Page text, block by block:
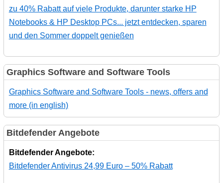
zu 40% Rabatt auf viele Produkte, darunter starke HP
Notebooks & HP Desktop PCs... jetzt entdecken, sparen
und den Sommer doppelt genießen
Graphics Software and Software Tools
Graphics Software and Software Tools - news, offers and
more (in english)
Bitdefender Angebote
Bitdefender Angebote:
Bitdefender Antivirus 24,99 Euro – 50% Rabatt